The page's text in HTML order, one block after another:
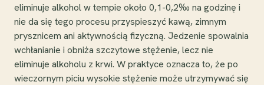
eliminuje alkohol w tempie około 0,1-0,2‰ na godzinę i
nie da się tego procesu przyspieszyć kawą, zimnym
prysznicem ani aktywnością fizyczną. Jedzenie spowalnia
wchłanianie i obniża szczytowe stężenie, lecz nie
eliminuje alkoholu z krwi. W praktyce oznacza to, że po
wieczornym piciu wysokie stężenie może utrzymywać się